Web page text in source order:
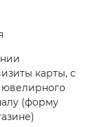
карты, с
ювелирного
(форму